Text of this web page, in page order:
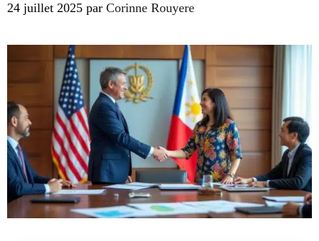
24 juillet 2025 par Corinne Rouyere